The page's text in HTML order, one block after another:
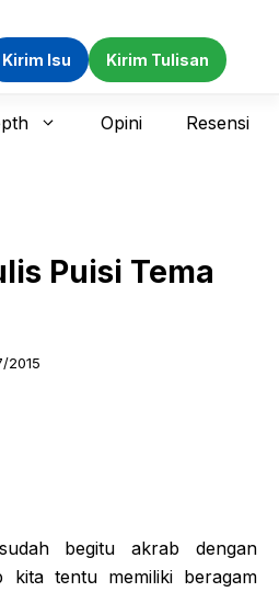
Kirim Isu Kirim Tulisan
Opini Resensi
Puisi Tema
2015
begitu akrab dengan
kita tentu memiliki beragam